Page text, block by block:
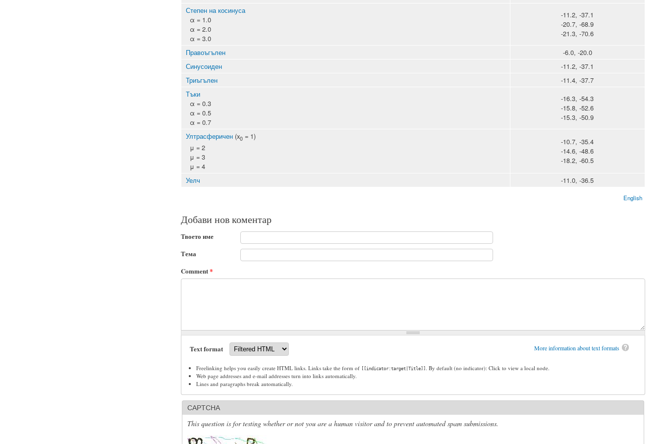
Степен на косинуса
α = 1.0
α = 2.0
α = 3.0
-11.2, -37.1
-20.7, -68.9
-21.3, -70.6
Правоъгълен
-6.0, -20.0
Синусоиден
-11.2, -37.1
Триъгълен
-11.4, -37.7
Тъки
α = 0.3
α = 0.5
α = 0.7
-16.3, -54.3
-15.8, -52.6
-15.3, -50.9
Ултрасферичен(x0= 1)
μ = 2
μ = 3
μ = 4
-10.7, -35.4
-14.6, -48.6
-18.2, -60.5
Уелч -11.0, -36.5
English
Добави нов коментар
Твоето име
Тема
Comment*
More information about text formats
Text format
Freelinking helps you easily create HTML links. Links take the form of [[indicator:target|Title]]
. By default (no indicator): Click to view a local node.
Web page addresses and e-mail addresses turn into links automatically.
Lines and paragraphs break automatically.
CAPTCHA
This question is for testing whether or not you are a human visitor and to prevent automated spam submissions.